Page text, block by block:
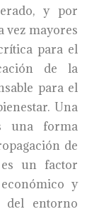
y por
vez mayores
de la
para el
Una
una forma
de
es un factor
y
del entorno